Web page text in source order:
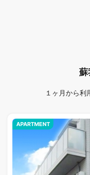
蘇
１ヶ月から利
APARTMENT